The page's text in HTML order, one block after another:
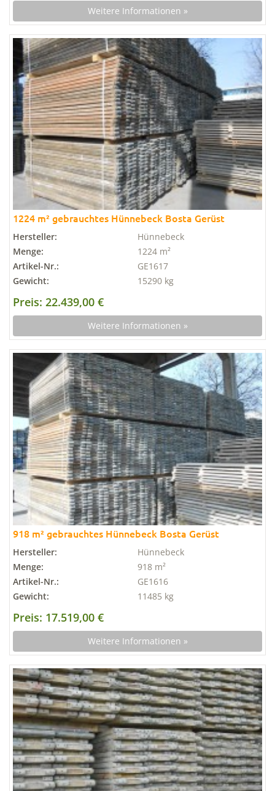
Weitere Informationen »
1224 m² gebrauchtes Hünnebeck Bosta Gerüst
Hersteller:
Hünnebeck
Menge:
1224 m²
Artikel-Nr.:
GE1617
Gewicht:
15290 kg
Preis: 22.439,00 €
Weitere Informationen »
918 m² gebrauchtes Hünnebeck Bosta Gerüst
Hersteller:
Hünnebeck
Menge:
918 m²
Artikel-Nr.:
GE1616
Gewicht:
11485 kg
Preis: 17.519,00 €
Weitere Informationen »